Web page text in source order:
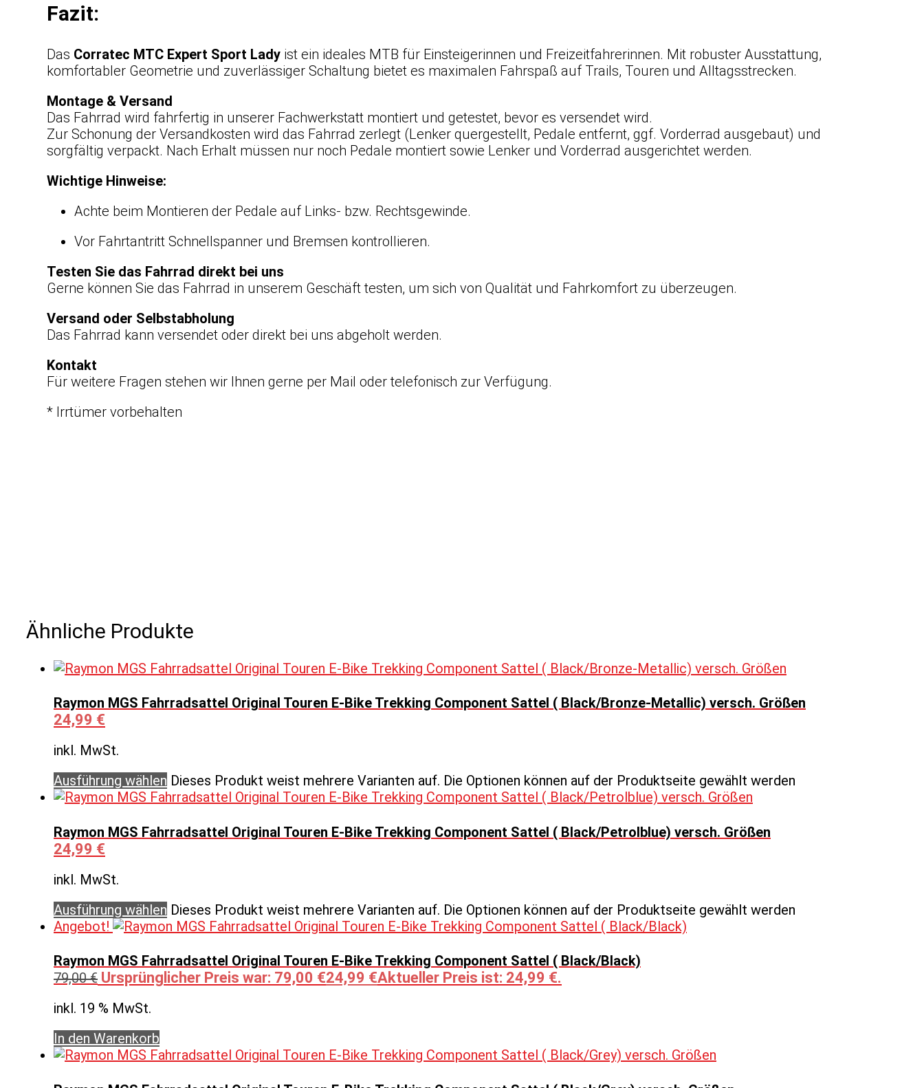
Fazit:
Das Corratec MTC Expert Sport Lady ist ein ideales MTB für Einsteigerinnen und Freizeitfahrerinnen. Mit robuster Ausstattung,
komfortabler Geometrie und zuverlässiger Schaltung bietet es maximalen Fahrspaß auf Trails, Touren und Alltagsstrecken.
Montage & Versand
Das Fahrrad wird fahrfertig in unserer Fachwerkstatt montiert und getestet, bevor es versendet wird.
Zur Schonung der Versandkosten wird das Fahrrad zerlegt (Lenker quergestellt, Pedale entfernt, ggf. Vorderrad ausgebaut) und
sorgfältig verpackt. Nach Erhalt müssen nur noch Pedale montiert sowie Lenker und Vorderrad ausgerichtet werden.
Wichtige Hinweise:
Achte beim Montieren der Pedale auf Links- bzw. Rechtsgewinde.
Vor Fahrtantritt Schnellspanner und Bremsen kontrollieren.
Testen Sie das Fahrrad direkt bei uns
Gerne können Sie das Fahrrad in unserem Geschäft testen, um sich von Qualität und Fahrkomfort zu überzeugen.
Versand oder Selbstabholung
Das Fahrrad kann versendet oder direkt bei uns abgeholt werden.
Kontakt
Für weitere Fragen stehen wir Ihnen gerne per Mail oder telefonisch zur Verfügung.
* Irrtümer vorbehalten
Ähnliche Produkte
Raymon MGS Fahrradsattel Original Touren E-Bike Trekking Component Sattel ( Black/Bronze-Metallic) versch. Größen
24,99 €
inkl. MwSt.
Ausführung wählen Dieses Produkt weist mehrere Varianten auf. Die Optionen können auf der Produktseite gewählt werden
Raymon MGS Fahrradsattel Original Touren E-Bike Trekking Component Sattel ( Black/Petrolblue) versch. Größen
24,99 €
inkl. MwSt.
Ausführung wählen Dieses Produkt weist mehrere Varianten auf. Die Optionen können auf der Produktseite gewählt werden
Angebot!
Raymon MGS Fahrradsattel Original Touren E-Bike Trekking Component Sattel ( Black/Black)
79,00€ Ursprünglicher Preis war: 79,00 €24,99 €Aktueller Preis ist: 24,99 €.
inkl. 19 % MwSt.
In den Warenkorb